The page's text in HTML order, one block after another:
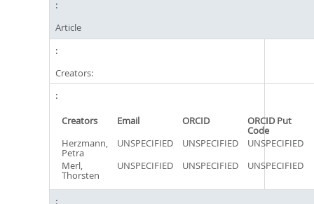
Article
Creators:
Creators Email ORCID ORCID Put
Code
Herzmann,
Petra
UNSPECIFIED UNSPECIFIED
UNSPECIFIED
Merl,
Thorsten
UNSPECIFIED UNSPECIFIED UNSPECIFIED